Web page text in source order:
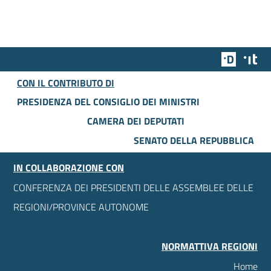
Team
CON IL CONTRIBUTO DI
PRESIDENZA DEL CONSIGLIO DEI MINISTRI
CAMERA DEI DEPUTATI
SENATO DELLA REPUBBLICA
IN COLLABORAZIONE CON
CONFERENZA DEI PRESIDENTI DELLE ASSEMBLEE DELLE
REGIONI/PROVINCE AUTONOME
NORMATTIVA REGIONI
Home